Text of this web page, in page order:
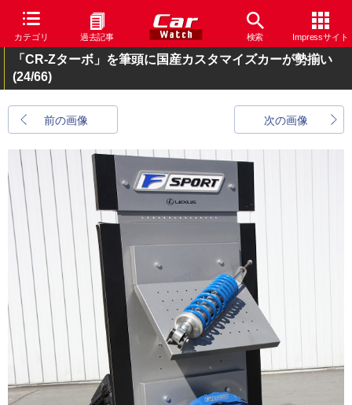
カテゴリ 過去記事 検索 Impressサイト
「CR-Zターボ」を筆頭に国産カスタマイズカーが勢揃い
(24/66)
前の画像 次の画像